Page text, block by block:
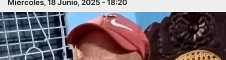
Miércoles, 18 Junio, 2025 - 18:20